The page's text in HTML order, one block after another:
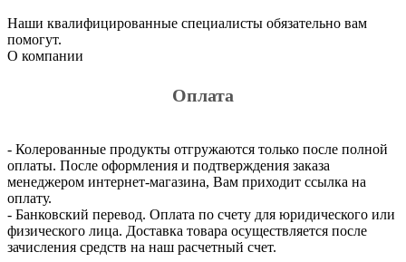
Наши квалифицированные специалисты обязательно вам
помогут.
О компании
Оплата
- Колерованные продукты отгружаются только после полной
оплаты. После оформления и подтверждения заказа
менеджером интернет-магазина, Вам приходит ссылка на
оплату.
- Банковский перевод. Оплата по счету для юридического или
физического лица. Доставка товара осуществляется после
зачисления средств на наш расчетный счет.